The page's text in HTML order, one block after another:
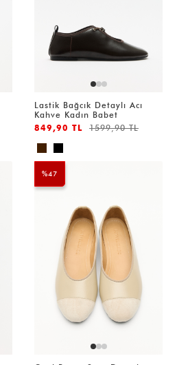
Lastik Bağcık Detaylı Acı
Kahve Kadın Babet
849,90 TL
1599,90 TL
%47